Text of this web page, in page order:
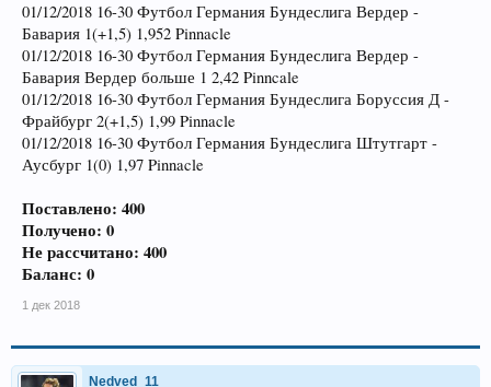
01/12/2018 16-30 Футбол Германия Бундеслига Вердер -
Бавария 1(+1,5) 1,952 Pinnacle
01/12/2018 16-30 Футбол Германия Бундеслига Вердер -
Бавария Вердер больше 1 2,42 Pinncale
01/12/2018 16-30 Футбол Германия Бундеслига Боруссия Д -
Фрайбург 2(+1,5) 1,99 Pinnacle
01/12/2018 16-30 Футбол Германия Бундеслига Штутгарт -
Аусбург 1(0) 1,97 Pinnacle
Поставлено: 400
Получено: 0
Не рассчитано: 400
Баланс: 0
1 дек 2018
Nedved_11